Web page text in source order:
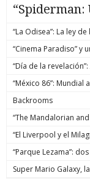
“Spiderman:
“La Odisea”: La ley
“Cinema Paradiso” y
“Día de la
“México 86”: Mundial
Backrooms
“The Mandalorian
“El Liverpool y el
“Parque Lezama”:
Super Mario Galaxy,